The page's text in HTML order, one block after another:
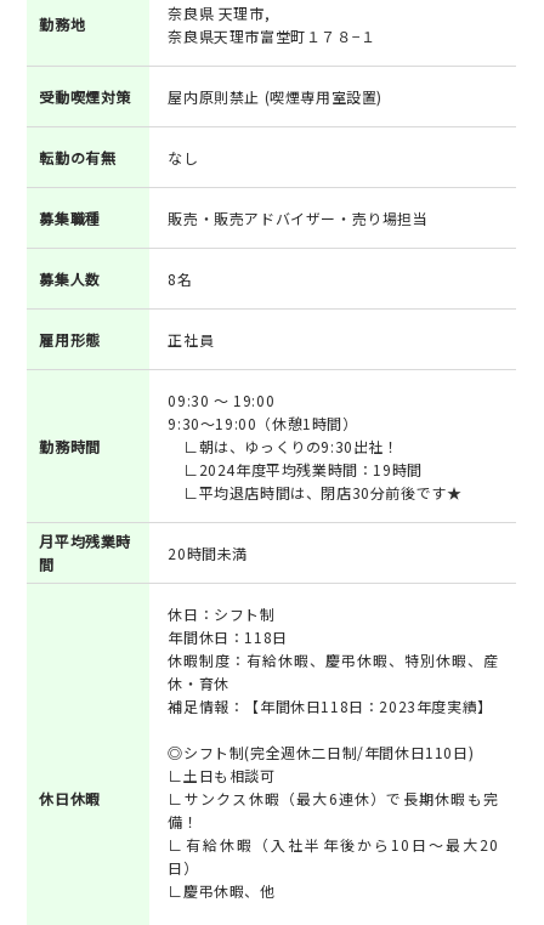
勤務地
奈良県 天理市,
奈良県天理市富堂町１７８−１
受動喫煙対策 屋内原則禁止 (喫煙専用室設置)
転勤の有無 なし
募集職種 販売・販売アドバイザー・売り場担当
募集人数 8名
雇用形態 正社員
勤務時間
09:30 ～ 19:00
9:30～19:00（休憩1時間）
∟朝は、ゆっくりの9:30出社！
∟2024年度平均残業時間：19時間
∟平均退店時間は、閉店30分前後です★
月平均残業時
間
20時間未満
休日休暇
休日：シフト制
年間休日：118日
休暇制度：有給休暇、慶弔休暇、特別休暇、産
休・育休
補足情報：【年間休日118日：2023年度実績】
◎シフト制(完全週休二日制/年間休日110日)
∟土日も相談可
∟サンクス休暇（最大6連休）で長期休暇も完
備！
∟有給休暇（入社半年後から10日～最大20
日）
∟慶弔休暇、他